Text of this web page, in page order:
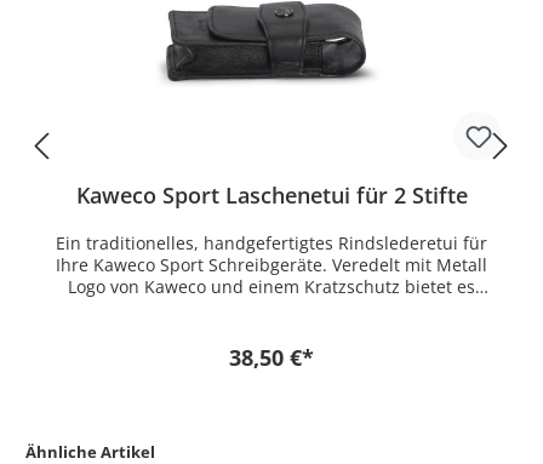
Kaweco Sport Laschenetui für 2 Stifte
Ein traditionelles, handgefertigtes Rindslederetui für
Ihre Kaweco Sport Schreibgeräte. Veredelt mit Metall
Logo von Kaweco und einem Kratzschutz bietet es
Sport, Kaweco ICE Sport, Kaweco SKYLINE Sport, Kaweco
AL Sport, Kaweco AL Stonewashed, Kaweco AC Sport,
38,50 €*
Ähnliche Artikel